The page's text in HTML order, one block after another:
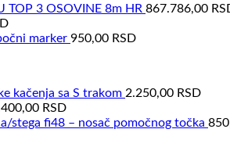
TOP 3 OSOVINE 8m HR 867.786,00
marker 950,00 RSD
kačenja sa S trakom 2.250,00 RSD
RSD
stega fi48 – nosač pomočnog točka